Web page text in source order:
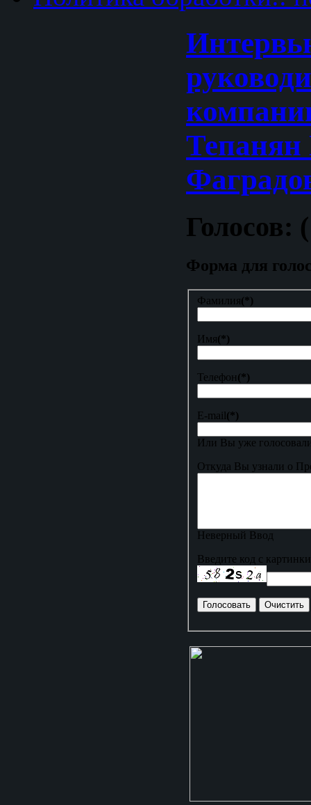
Тепанян
Голосов:
Форма для
Фамилия(*)
Имя(*)
Телефон(*)
E-mail(*)
Или Вы уже
Откуда Вы узнали о
Неверный Ввод
Введите код с картинки